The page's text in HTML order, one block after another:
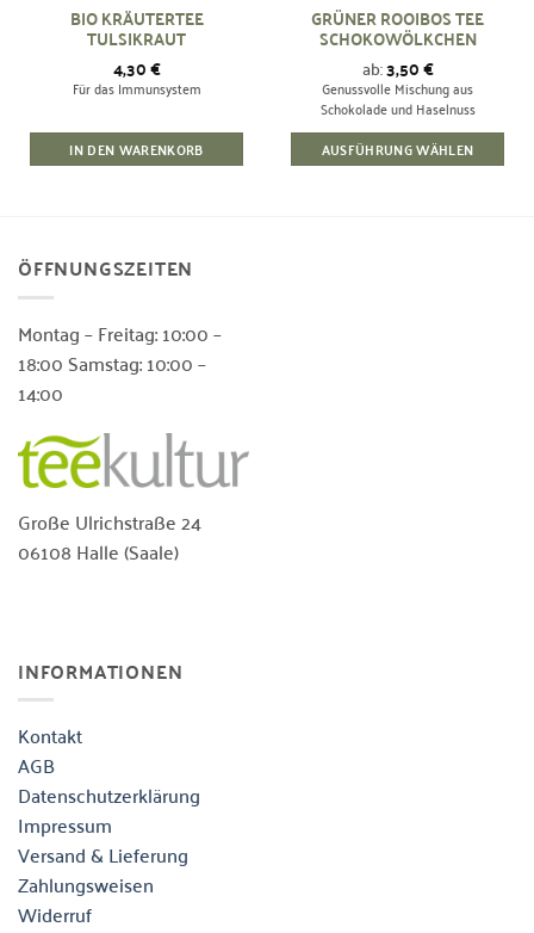
BIO KRÄUTERTEE
TULSIKRAUT
4,30€
Für das Immunsystem
IN DEN WARENKORB
GRÜNER ROOIBOS TEE
SCHOKOWÖLKCHEN
ab:3,50€
Genussvolle Mischung aus
Schokolade und Haselnuss
AUSFÜHRUNG WÄHLEN
Dieses
ÖFFNUNGSZEITEN
Montag – Freitag: 10:00 –
18:00 Samstag: 10:00 –
14:00
Große Ulrichstraße 24
06108 Halle (Saale)
INFORMATIONEN
Kontakt
AGB
Datenschutzerklärung
Impressum
Versand & Lieferung
Zahlungsweisen
Widerruf